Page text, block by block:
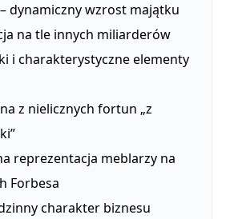
dynamiczny wzrost majątku
na tle innych miliarderów
i charakterystyczne elementy
z nielicznych fortun „z
reprezentacja meblarzy na
Forbesa
charakter biznesu